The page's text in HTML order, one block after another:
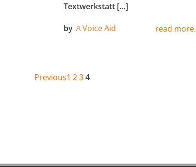
Textwerkstatt […]
by Voice Aid read
Posts
PreviousPosts
Page
1 Page
2Page
3Page
4